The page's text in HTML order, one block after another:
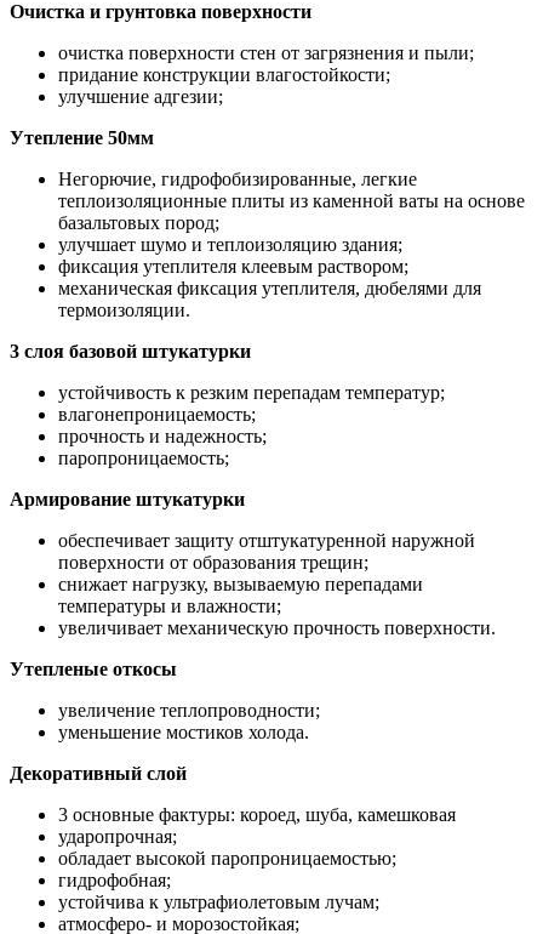
Очистка и грунтовка поверхности
очистка поверхности стен от загрязнения и пыли;
придание конструкции влагостойкости;
улучшение адгезии;
Утепление 50мм
Негорючие, гидрофобизированные, легкие
теплоизоляционные плиты из каменной ваты на основе
базальтовых пород;
улучшает шумо и теплоизоляцию здания;
фиксация утеплителя клеевым раствором;
механическая фиксация утеплителя, дюбелями для
термоизоляции.
3 слоя базовой штукатурки
устойчивость к резким перепадам температур;
влагонепроницаемость;
прочность и надежность;
паропроницаемость;
Армирование штукатурки
обеспечивает защиту отштукатуренной наружной
поверхности от образования трещин;
снижает нагрузку, вызываемую перепадами
температуры и влажности;
увеличивает механическую прочность поверхности.
Утепленые откосы
увеличение теплопроводности;
уменьшение мостиков холода.
Декоративный слой
3 основные фактуры: короед, шуба, камешковая
ударопрочная;
обладает высокой паропроницаемостью;
гидрофобная;
устойчива к ультрафиолетовым лучам;
атмосферо- и морозостойкая;